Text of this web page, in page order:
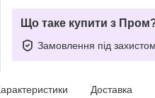
Що таке купити з
Замовлення під захистом
Доставка